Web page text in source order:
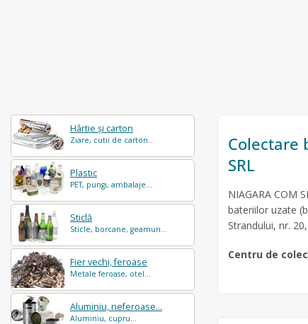
Hârtie și carton
Ziare, cutii de carton...
Plastic
PET, pungi, ambalaje...
Sticlă
Sticle, borcane, geamuri...
Fier vechi, feroase
Metale feroase, otel...
Aluminiu, neferoase...
Aluminiu, cupru...
Colectare
SRL
NIAGARA COM
bateriilor uzate
Strandului, nr.
Centru de